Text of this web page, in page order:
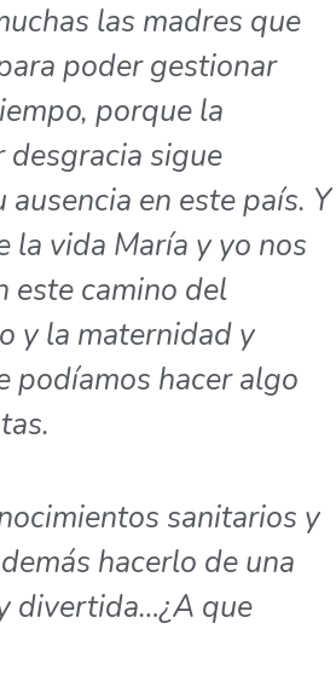
las madres que
poder gestionar
porque la
sigue
en este país. Y
la vida María y yo nos
este camino del
y la maternidad y
podíamos hacer algo
sanitarios y
hacerlo de una
divertida…¿A que